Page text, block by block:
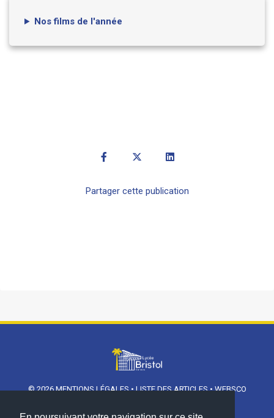
Nos films de l'année
Partager cette publication
© 2026MENTIONS LÉGALES•LISTE DES ARTICLES•WEBSCO